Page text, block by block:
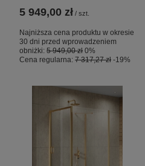
5 949,00 zł / szt.
Najniższa cena produktu w okresie
30 dni przed wprowadzeniem
obniżki: 5 949,00 zł 0%
Cena regularna: 7 317,27 zł -19%